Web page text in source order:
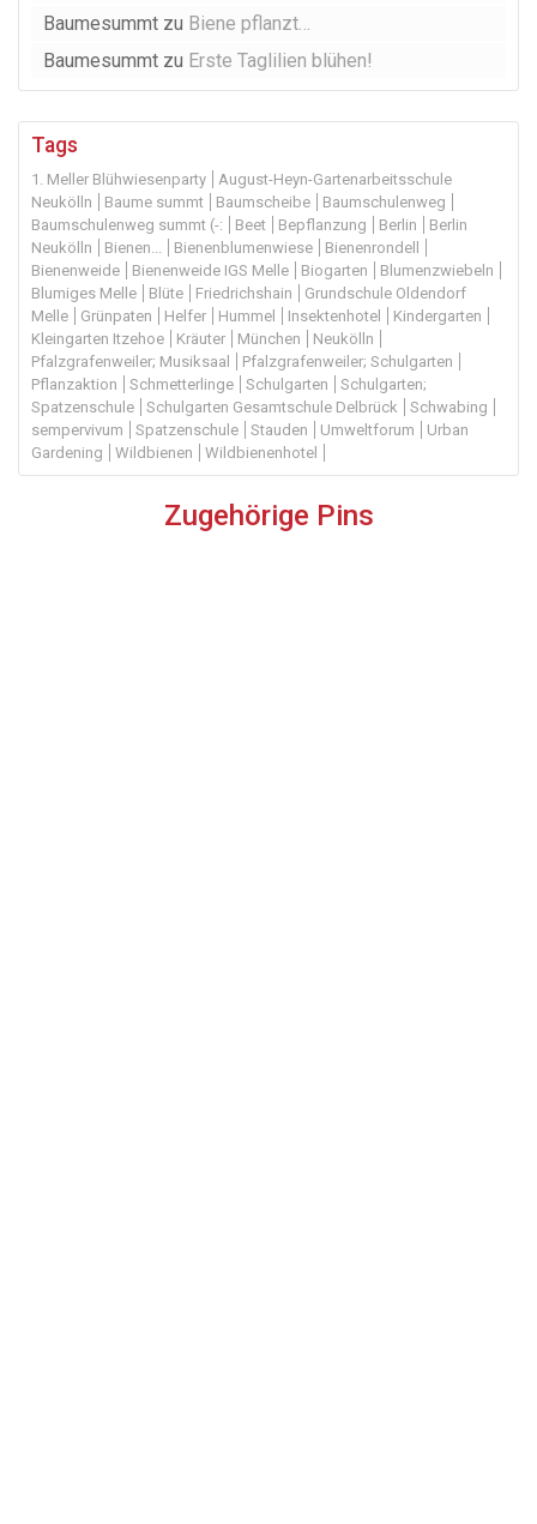
Baumesummt zu Biene pflanzt…
Baumesummt zu Erste Taglilien blühen!
Tags
1. Meller Blühwiesenparty
August-Heyn-Gartenarbeitsschule
Neukölln
Baume summt Baumscheibe
Baumschulenweg
Baumschulenweg summt (-:
Beet Bepflanzung Berlin
Berlin
Neukölln
Bienen... Bienenblumenwiese
Bienenrondell
Bienenweide
Bienenweide IGS Melle Biogarten
Blumenzwiebeln
Blumiges Melle
Blüte Friedrichshain
Grundschule Oldendorf
Melle
Grünpaten Helfer Hummel Insektenhotel
Kindergarten
Kleingarten Itzehoe
Kräuter München
Neukölln
Pfalzgrafenweiler; Musiksaal
Pfalzgrafenweiler; Schulgarten
Pflanzaktion
Schmetterlinge Schulgarten
Schulgarten;
Spatzenschule
Schulgarten Gesamtschule Delbrück
Schwabing
sempervivum
Spatzenschule Stauden Umweltforum
Urban
Gardening
Wildbienen Wildbienenhotel
Zugehörige Pins